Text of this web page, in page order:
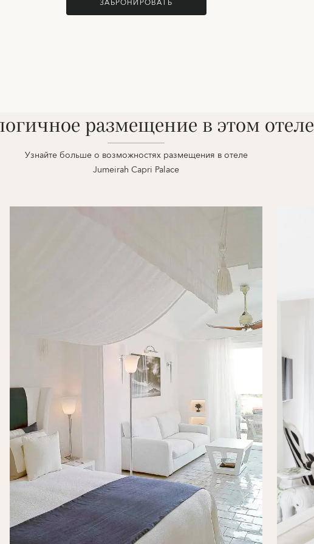
ЗАБРОНИРОВАТЬ
размещение в этом отеле
Узнайте больше о возможностях размещения в отеле
Jumeirah Capri Palace